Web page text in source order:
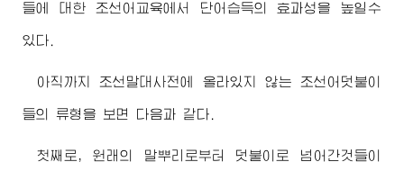
들에 대한 조선어교육에서 단어습득의 효과성을 높일수
있다.
아직까지 조선말대사전에 올라있지 않는 조선어덧붙이
들의 류형을 보면 다음과 같다.
첫째로, 원래의 말뿌리로부터 덧붙이로 넘어간것들이